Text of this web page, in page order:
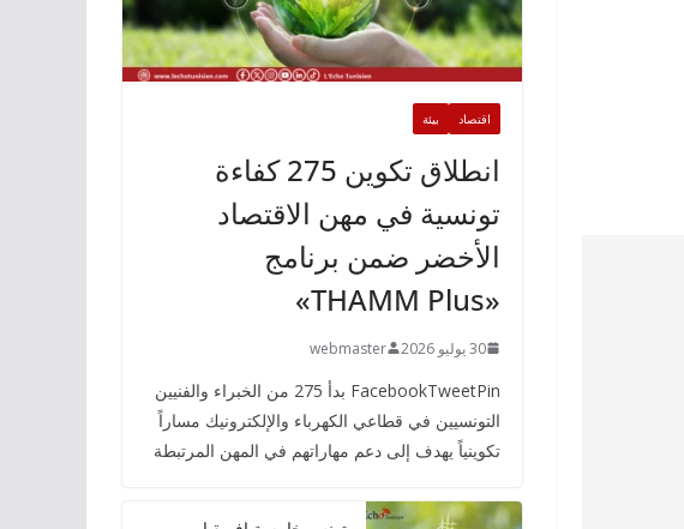
اقتصاد بيئة
انطلاق تكوين 275 كفاءة
تونسية في مهن الاقتصاد
الأخضر ضمن برنامج
«THAMM Plus»
30 يوليو 2026 webmaster
FacebookTweetPin بدأ 275 من الخبراء والفنيين
التونسيين في قطاعي الكهرباء والإلكترونيك مساراً
تكوينياً يهدف إلى دعم مهاراتهم في المهن المرتبطة